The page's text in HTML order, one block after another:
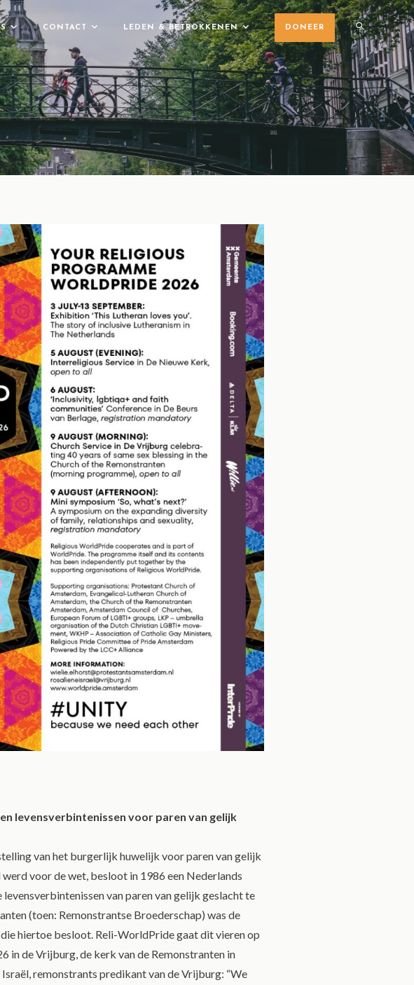
CONTACT LEDEN & BETROKKENEN DONEER
levensverbintenissen voor paren van gelijk
van het burgerlijk huwelijk voor paren van gelijk
voor de wet, besloot in 1986 een Nederlands
van paren van gelijk geslacht te
(toen: Remonstrantse Broederschap) was de
hiertoe besloot. Reli-WorldPride gaat dit vieren op
in de Vrijburg, de kerk van de Remonstranten in
remonstrants predikant van de Vrijburg: “We